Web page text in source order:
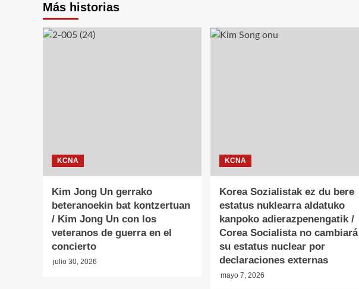
Más historias
KCNA
Kim Jong Un gerrako
beteranoekin bat kontzertuan
/ Kim Jong Un con los
veteranos de guerra en el
concierto
julio 30, 2026
KCNA
Korea Sozialistak ez du bere
estatus nuklearra aldatuko
kanpoko adierazpenengatik /
Corea Socialista no cambiará
su estatus nuclear por
declaraciones externas
mayo 7, 2026